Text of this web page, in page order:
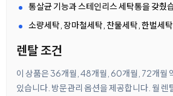
통살균 기능과 스테인리스 세탁통을 갖췄
소량세탁, 장마철세탁, 찬물세탁, 한벌세
렌탈 조건
이 상품은 36개월, 48개월, 60개월, 72개월
있습니다. 방문관리 옵션을 제공합니다. 월 렌